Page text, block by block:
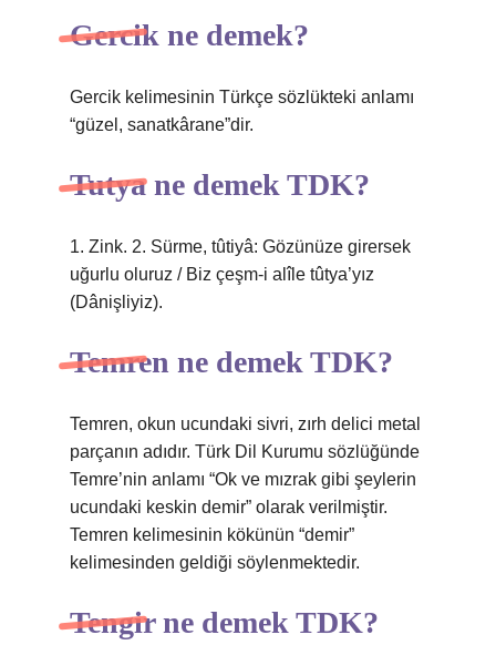
Gercik ne demek?
Gercik kelimesinin Türkçe sözlükteki anlamı
“güzel, sanatkârane”dir.
Tutya ne demek TDK?
1. Zink. 2. Sürme, tûtiyâ: Gözünüze girersek
uğurlu oluruz / Biz çeşm-i alîle tûtya’yız
(Dânişliyiz).
Temren ne demek TDK?
Temren, okun ucundaki sivri, zırh delici metal
parçanın adıdır. Türk Dil Kurumu sözlüğünde
Temre’nin anlamı “Ok ve mızrak gibi şeylerin
ucundaki keskin demir” olarak verilmiştir.
Temren kelimesinin kökünün “demir”
kelimesinden geldiği söylenmektedir.
Tengir ne demek TDK?